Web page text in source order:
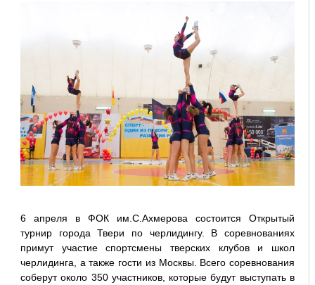
6 апреля в ФОК им.С.Ахмерова состоится Открытый
турнир города Твери по черлидингу. В соревнованиях
примут участие спортсмены тверских клубов и школ
черлидинга, а также гости из Москвы. Всего соревнования
соберут около 350 участников, которые будут выступать в